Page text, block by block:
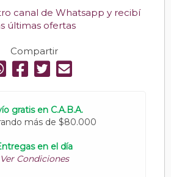
canal de Whatsapp y recibí
últimas ofertas
Compartir
gratis en C.A.B.A.
más de $80.000
en el día
Ver Condiciones